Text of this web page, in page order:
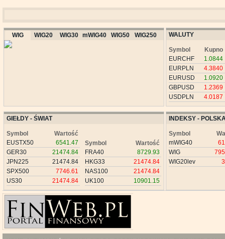
WIG WIG20 WIG30 mWIG40 WIG50 WIG250 WALUTY
Symbol
Kupno
EURCHF
1.0844
EURPLN
4.3840
EURUSD
1.0920
GBPUSD
1.2369
USDPLN
4.0187
GIEŁDY - ŚWIAT
Symbol
Wartość
EUSTX50
6541.47
GER30
21474.84
JPN225
21474.84
SPX500
7746.61
US30
21474.84
Symbol
Wartość
FRA40
8729.93
HKG33
21474.84
NAS100
21474.84
UK100
10901.15
INDEKSY -
Symbol
mWIG40
WIG
WIG20lev